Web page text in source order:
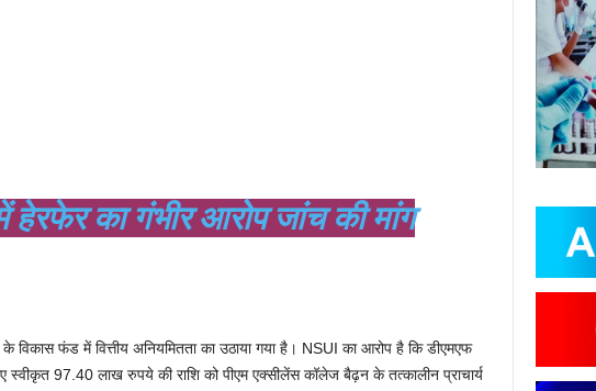
का गंभीर आरोप जांच की मांग
के विकास फंड में वित्तीय अनियमितता का उठाया गया है। NSUI का आरोप है कि डीएमएफ
स्वीकृत 97.40 लाख रुपये की राशि को पीएम एक्सीलेंस कॉलेज बैढ़न के तत्कालीन प्राचार्य